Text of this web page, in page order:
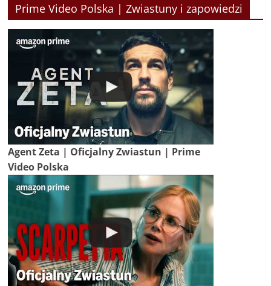
Prime Video Polska | Zwiastuny i zapowiedzi
Agent Zeta | Oficjalny Zwiastun | Prime
Video Polska